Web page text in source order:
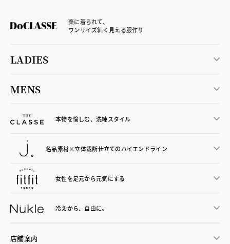
楽に着られて、
ワンサイズ細く見える服作り
LADIES
MENS
本物を愉しむ、洗練スタイル
名品素材×立体裁断仕立てのハイエンドライン
女性を足元から元気にする
冷えから、 自由に。
店舗案内